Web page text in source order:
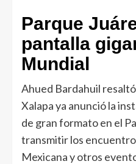
Parque
pantalla
Mundial
Ahued Bardahuil
Xalapa ya anunció la
de gran formato en el
transmitir los
Mexicana y otros